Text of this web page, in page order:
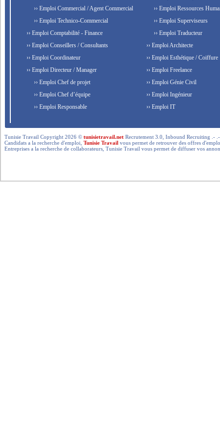
›› Emploi Commercial / Agent Commercial
›› Emploi Technico-Commercial
›› Emploi Comptabilité - Finance
›› Emploi Conseillers / Consultants
›› Emploi Coordinateur
›› Emploi Directeur / Manager
›› Emploi Chef de projet
›› Emploi Chef d’équipe
›› Emploi Responsable
›› Emploi Ressources
›› Emploi Superviseurs
›› Emploi Traducteur
›› Emploi Architecte
›› Emploi Esthétique / Coiffure
›› Emploi Freelance
›› Emploi Génie Civil
›› Emploi Ingénieur
›› Emploi IT
Tunisie Travail Copyright 2026 ©tunisietravail.net Recrutement 3.0, Inbound Recruiting .-
Candidats a la recherche d'emploi,Tunisie Travail vous permet de retrouver des offres
Entreprises a la recherche de collaborateurs, Tunisie Travail vous permet de diffuser vos